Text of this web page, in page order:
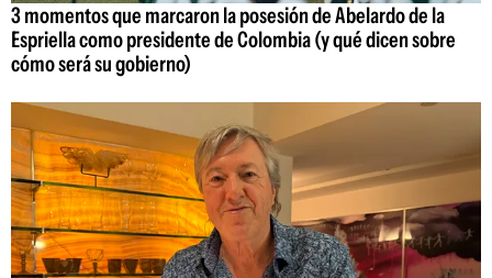
3 momentos que marcaron la posesión de Abelardo de la
Espriella como presidente de Colombia (y qué dicen sobre
cómo será su gobierno)